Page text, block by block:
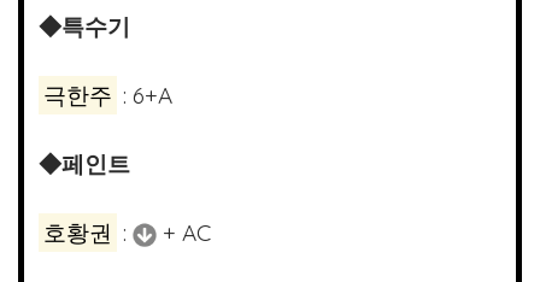
◆특수기
극한주 : 6+A
◆페인트
호황권 : + AC